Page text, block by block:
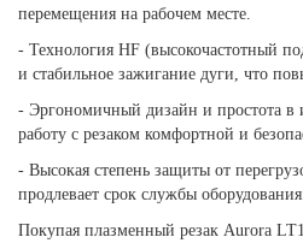
перемещения на рабочем месте.
- Технология HF (высокочастотный
и стабильное зажигание дуги, что
- Эргономичный дизайн и простота в
работу с резаком комфортной и
- Высокая степень защиты от
продлевает срок службы оборудования.
Покупая плазменный резак Aurora